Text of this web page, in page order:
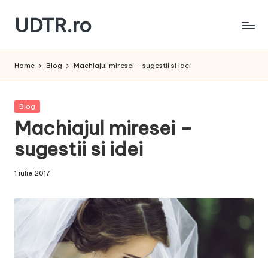
Skip
content
UDTR.ro
te
Home Blog Machiajul miresei – sugestii si idei
Posted
Blog
Machiajul miresei –
sugestii si idei
1 iulie 2017